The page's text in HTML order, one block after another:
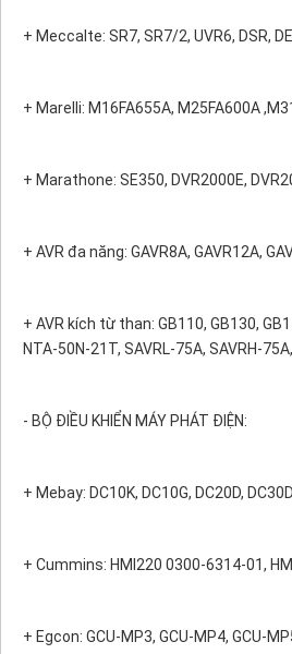
+ Meccalte: SR7, SR7/2, UVR6, DSR,
+ Marelli: M16FA655A, M25FA600A
+ Marathone: SE350, DVR2000E,
+ AVR đa năng: GAVR8A, GAVR12A,
+ AVR kích từ than: GB110, GB130,
NTA-50N-21T, SAVRL-75A, SAVRH-
- BỘ ĐIỀU KHIỂN MÁY PHÁT ĐIỆN:
+ Mebay: DC10K, DC10G, DC20D,
+ Cummins: HMI220 0300-6314-01,
+ Egcon: GCU-MP3, GCU-MP4, GCU-